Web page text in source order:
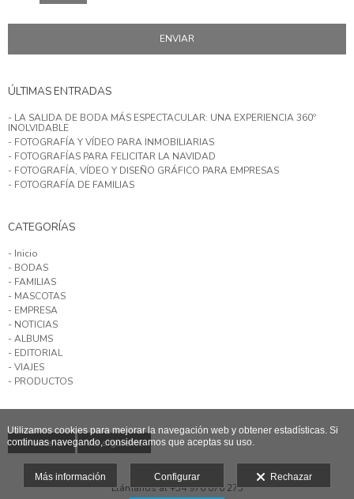
ÚLTIMAS ENTRADAS
- LA SALIDA DE BODA MÁS ESPECTACULAR: UNA EXPERIENCIA 360º
INOLVIDABLE
- FOTOGRAFÍA Y VÍDEO PARA INMOBILIARIAS
- FOTOGRAFÍAS PARA FELICITAR LA NAVIDAD
- FOTOGRAFÍA, VÍDEO Y DISEÑO GRÁFICO PARA EMPRESAS
- FOTOGRAFÍA DE FAMILIAS
CATEGORÍAS
- Inicio
- BODAS
- FAMILIAS
- MASCOTAS
- EMPRESA
- NOTICIAS
- ALBUMS
- EDITORIAL
- VIAJES
- PRODUCTOS
Ver anterior Ver siguiente
Llámanos al +34 976 076 273
Utilizamos cookies para mejorar la navegación web y obtener estadísticas. Si
continuas navegando, consideramos que aceptas su uso.
Más información Configurar Rechazar